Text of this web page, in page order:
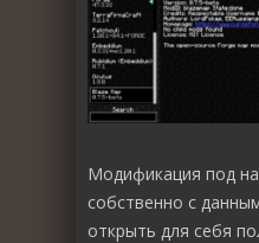
Модификация под
собственно с
открыть для себя